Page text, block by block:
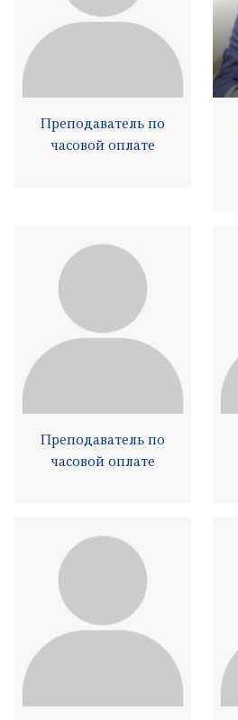
Преподаватель по
часовой оплате
Преподаватель по
часовой оплате